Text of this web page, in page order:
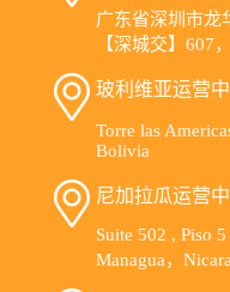
广东省深圳市龙
【深城交】607
玻利维亚运营
Torre las
Bolivia
尼加拉瓜运营
Suite 502 , Piso 5
Managua，